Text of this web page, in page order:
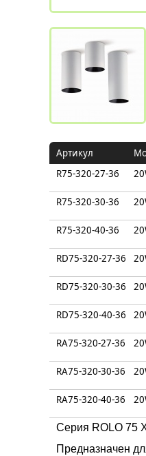
Артикул
R75-320-27-36
R75-320-30-36
R75-320-40-36
RD75-320-27-36
RD75-320-30-36
RD75-320-40-36
RA75-320-27-36
RA75-320-30-36
RA75-320-40-36
Серия ROLO 75
Предназначен